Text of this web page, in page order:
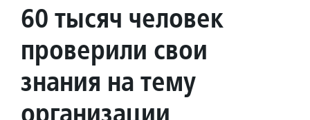
60 тысяч человек
проверили свои
знания на тему
организации